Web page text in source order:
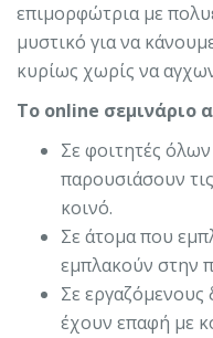
επιμορφώτρια με
μυστικό για να
κυρίως χωρίς να
Το online σεμινάριο
Σε φοιτητές
παρουσιάσουν
κοινό.
Σε άτομα που
εμπλακούν στην
Σε
έχουν επαφή με